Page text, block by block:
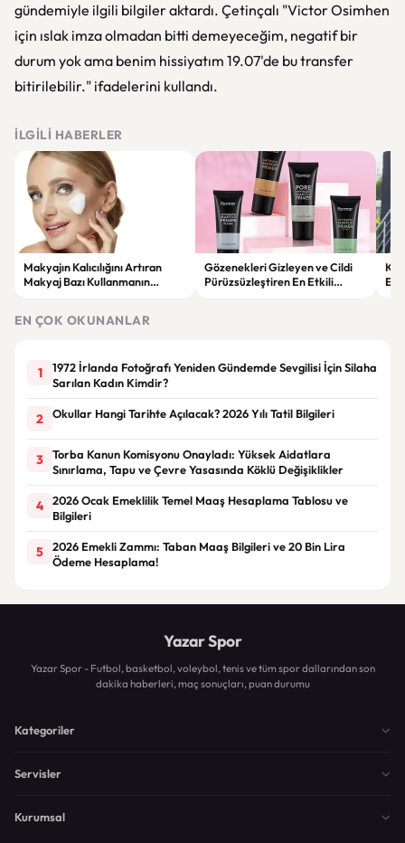
gündemiyle ilgili bilgiler aktardı. Çetinçalı "Victor Osimhen
için ıslak imza olmadan bitti demeyeceğim, negatif bir
durum yok ama benim hissiyatım 19.07'de bu transfer
bitirilebilir." ifadelerini kullandı.
İLGILI HABERLER
Makyajın Kalıcılığını Artıran
Makyaj Bazı Kullanmanın
Gözenekleri Gizleyen ve Cildi
Pürüzsüzleştiren En Etkili
EN ÇOK OKUNANLAR
1
1972 İrlanda Fotoğrafı Yeniden Gündemde Sevgilisi İçin Silaha
Sarılan Kadın Kimdir?
2 Okullar Hangi Tarihte Açılacak? 2026 Yılı Tatil Bilgileri
3
Torba Kanun Komisyonu Onayladı: Yüksek Aidatlara
Sınırlama, Tapu ve Çevre Yasasında Köklü Değişiklikler
4
2026 Ocak Emeklilik Temel Maaş Hesaplama Tablosu ve
Bilgileri
5
2026 Emekli Zammı: Taban Maaş Bilgileri ve 20 Bin Lira
Ödeme Hesaplama!
Yazar Spor
Yazar Spor - Futbol, basketbol, voleybol, tenis ve tüm spor dallarından son
dakika haberleri, maç sonuçları, puan durumu
Kategoriler
Servisler
Kurumsal